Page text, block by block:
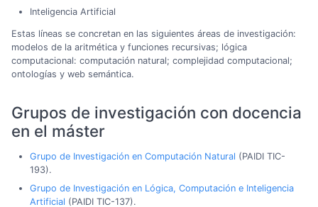
Inteligencia Artificial
Estas líneas se concretan en las siguientes áreas de investigación:
modelos de la aritmética y funciones recursivas; lógica
computacional: computación natural; complejidad computacional;
ontologías y web semántica.
Grupos de investigación con docencia
en el máster
Grupo de Investigación en Computación Natural (PAIDI TIC-
193).
Grupo de Investigación en Lógica, Computación e Inteligencia
Artificial (PAIDI TIC-137).